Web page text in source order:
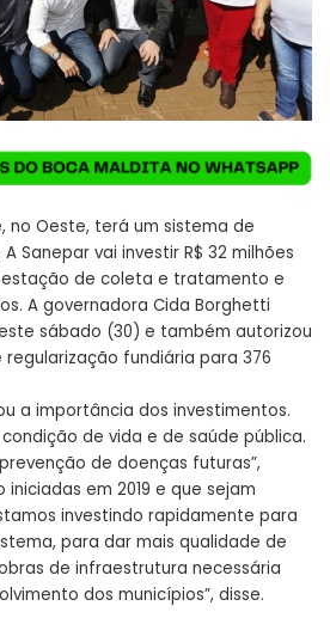
no Oeste, terá um sistema de
Sanepar vai investir R$ 32 milhões
de coleta e tratamento e
A governadora Cida Borghetti
sábado (30) e também autorizou
fundiária para 376
a importância dos investimentos.
de vida e de saúde pública.
de doenças futuras”,
em 2019 e que sejam
investindo rapidamente para
para dar mais qualidade de
de infraestrutura necessária
dos municípios”, disse.